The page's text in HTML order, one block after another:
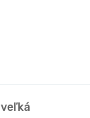
veľká